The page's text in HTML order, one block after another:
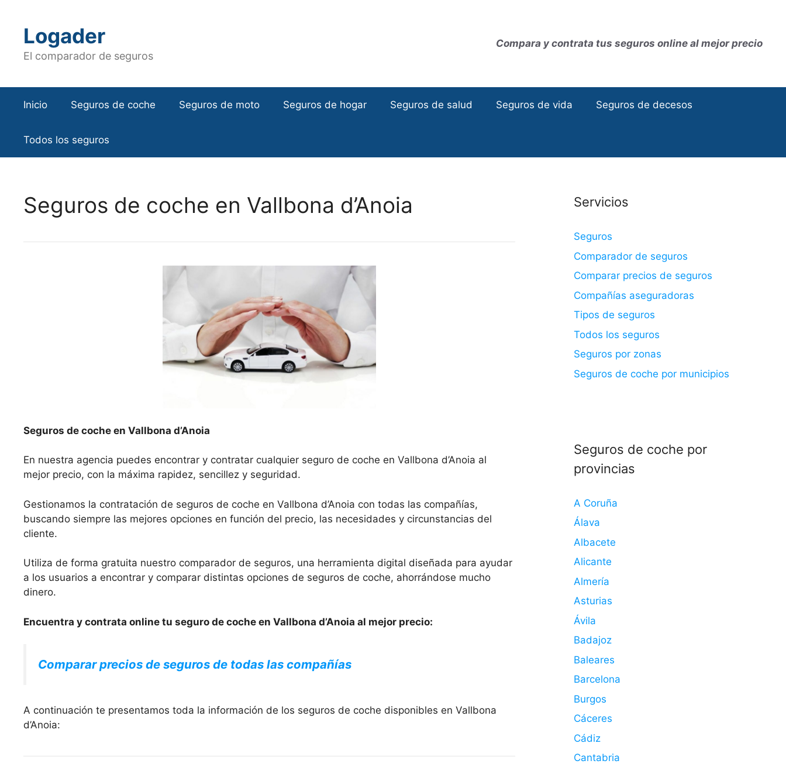
contenidoLogader
El comparador de seguros
Compara y contrata tus seguros online al mejor precio
Inicio Seguros de coche Seguros de moto Seguros de hogar Seguros de salud Seguros de vida Seguros de decesos
Todos los seguros
Seguros de coche en Vallbona d’Anoia
Seguros de coche en Vallbona d’Anoia
En nuestra agencia puedes encontrar y contratar cualquier seguro de coche en Vallbona d’Anoia al
mejor precio, con la máxima rapidez, sencillez y seguridad.
Gestionamos la contratación de seguros de coche en Vallbona d’Anoia con todas las compañías,
buscando siempre las mejores opciones en función del precio, las necesidades y circunstancias del
cliente.
Utiliza de forma gratuita nuestro comparador de seguros, una herramienta digital diseñada para ayudar
a los usuarios a encontrar y comparar distintas opciones de seguros de coche, ahorrándose mucho
dinero.
Encuentra y contrata online tu seguro de coche en Vallbona d’Anoia al mejor precio:
Comparar precios de seguros de todas las compañías
A continuación te presentamos toda la información de los seguros de coche disponibles en Vallbona
d’Anoia:
Servicios
Seguros
Comparador de seguros
Comparar precios de seguros
Compañías aseguradoras
Tipos de seguros
Todos los seguros
Seguros por zonas
Seguros de coche por municipios
Seguros de coche por
provincias
A Coruña
Álava
Albacete
Alicante
Almería
Asturias
Ávila
Badajoz
Baleares
Barcelona
Burgos
Cáceres
Cádiz
Cantabria